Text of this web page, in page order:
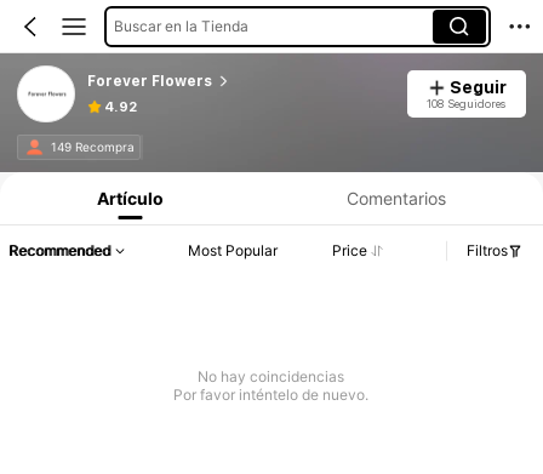
Buscar en la Tienda
Forever Flowers
4.92
Seguir
108 Seguidores
149 Recompra
Artículo Comentarios
Recommended Most Popular Price Filtros
No hay coincidencias
Por favor inténtelo de nuevo.